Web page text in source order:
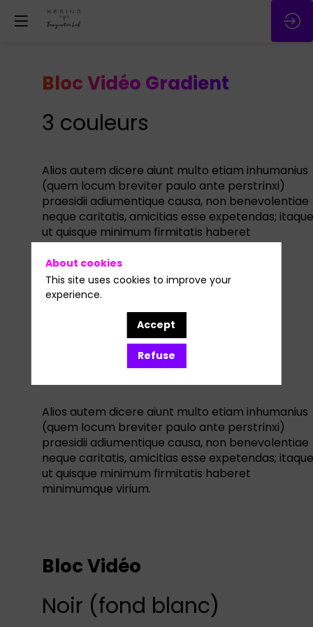
Bloc Vidéo Gradient
3 couleurs
Alios autem dicere aiunt multo etiam inhumanius
(quem locum breviter paulo ante perstrinxi)
praesidii adiumentique causa, non benevolentiae
neque caritatis, amicitias esse expetendas;
ut quisque minimum firmitatis haberet
minimumque virium.
Bloc Vidéo
1 couleur
Alios autem dicere aiunt multo etiam inhumanius
(quem locum breviter paulo ante perstrinxi)
praesidii adiumentique causa, non benevolentiae
neque caritatis, amicitias esse expetendas;
ut quisque minimum firmitatis haberet
minimumque virium.
Bloc Vidéo
Noir (fond blanc)
About cookies
This site uses cookies to improve your
experience.
Accept
Refuse